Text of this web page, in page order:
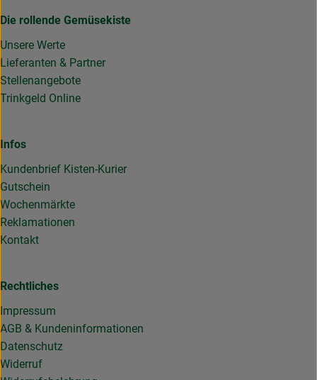
Die rollende Gemüsekiste
Unsere Werte
Lieferanten & Partner
Stellenangebote
Trinkgeld Online
Infos
Kundenbrief Kisten-Kurier
Gutschein
Wochenmärkte
Reklamationen
Kontakt
Rechtliches
Impressum
AGB & Kundeninformationen
Datenschutz
Widerruf